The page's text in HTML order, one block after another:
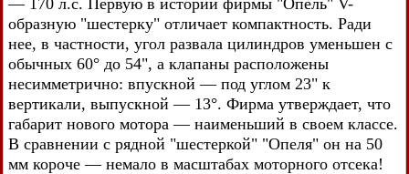
образную "шестерку" отличает компактность. Ради
нее, в частности, угол развала цилиндров уменьшен с
обычных 60° до 54", а клапаны расположены
несимметрично: впускной — под углом 23" к
вертикали, выпускной — 13°. Фирма утверждает, что
габарит нового мотора — наименьший в своем классе.
В сравнении с рядной "шестеркой" "Опеля" он на 50
мм короче — немало в масштабах моторного отсека!